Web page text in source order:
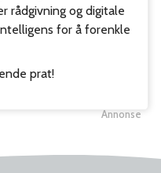
rådgivning og digitale
for å forenkle
prat!
Annonse